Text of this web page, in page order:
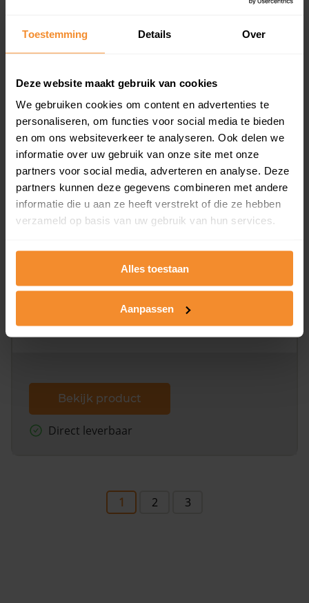
Toestemming Details Over
Deze website maakt gebruik van cookies
We gebruiken cookies om content en advertenties te
personaliseren, om functies voor social media te bieden
en om ons websiteverkeer te analyseren. Ook delen we
informatie over uw gebruik van onze site met onze
partners voor social media, adverteren en analyse. Deze
partners kunnen deze gegevens combineren met andere
informatie die u aan ze heeft verstrekt of die ze hebben
verzameld op basis van uw gebruik van hun services.
Alles toestaan
Aanpassen
Een overzicht van alle verkochte woningen (koopsom
inclusief een jaar lang gratis updates van nieuwe
Bekijk product
Direct leverbaar
Kadastrale kaart pakket
Alleen globale ligging perceel
Een uitgebreid overzicht van het perceel en
omliggende percelen met de kadastrale erfgrenzen,
dit inclusief de luchtfoto!
Bekijk product
Direct leverbaar
1 2 3